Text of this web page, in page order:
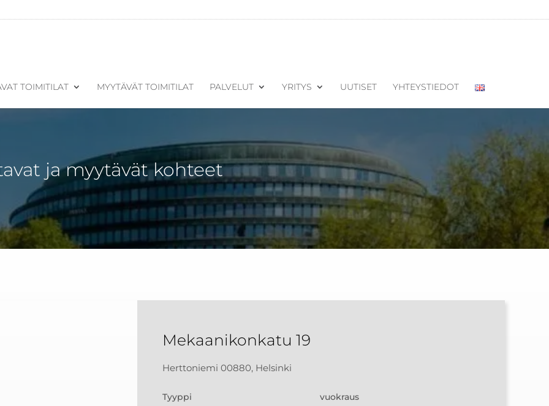
TOIMITILAT MYYTÄVÄT TOIMITILAT PALVELUT YRITYS UUTISET YHTEYSTIEDOT
ja myytävät kohteet
Mekaanikonkatu 19
Herttoniemi 00880, Helsinki
Tyyppi vuokraus